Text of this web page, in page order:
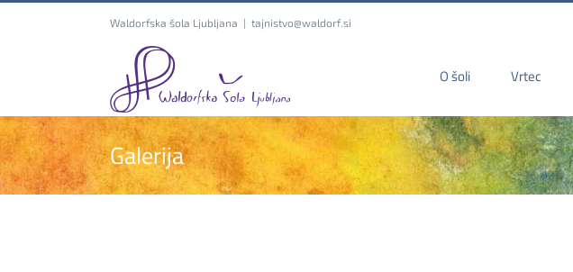
Waldorfska šola Ljubljana | tajnistvo@waldorf.si
O šoli Vrtec
Galerija